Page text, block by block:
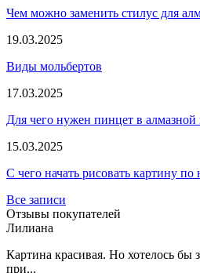
Чем можно заменить стилус для
19.03.2025
Виды мольбертов
17.03.2025
Для чего нужен пинцет в алмазной
15.03.2025
С чего начать рисовать картину по
Все записи
Отзывы покупателей
Лилиана
Картина красивая. Но хотелось бы
при...